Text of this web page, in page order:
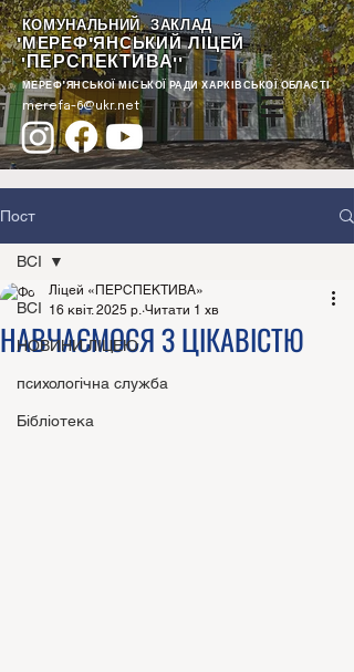
КОМУНАЛЬНИЙ ЗАКЛАД
"МЕРЕФ'ЯНСЬКИЙ ЛІЦЕЙ
"ПЕРСПЕКТИВА""
МЕРЕФ'ЯНСЬКОЇ МІСЬКОЇ РАДИ ХАРКІВСЬКОЇ ОБЛАСТІ
merefa-6@ukr.net
Пост
ВСІ
НОВИНИ ЛІЦЕЮ
психологічна служба
Бібліотека
ВСІ
НАВЧАЄМОСЯ З ЦІКАВІСТЮ
Ліцей «ПЕРСПЕКТИВА»
16 квіт. 2025 р. Читати 1 хв